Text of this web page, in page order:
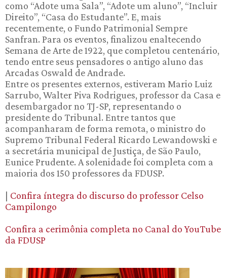
como “Adote uma Sala”, “Adote um aluno”, “Incluir
Direito”, “Casa do Estudante”. E, mais
recentemente, o Fundo Patrimonial Sempre
Sanfran. Para os eventos, finalizou enaltecendo
Semana de Arte de 1922, que completou centenário,
tendo entre seus pensadores o antigo aluno das
Arcadas Oswald de Andrade.
Entre os presentes externos, estiveram Mario Luiz
Sarrubo, Walter Piva Rodrigues, professor da Casa e
desembargador no TJ-SP, representando o
presidente do Tribunal. Entre tantos que
acompanharam de forma remota, o ministro do
Supremo Tribunal Federal Ricardo Lewandowski e
a secretária municipal de Justiça, de São Paulo,
Eunice Prudente. A solenidade foi completa com a
maioria dos 150 professores da FDUSP.
| Confira íntegra do discurso do professor Celso
Campilongo
Confira a cerimônia completa no Canal do YouTube
da FDUSP